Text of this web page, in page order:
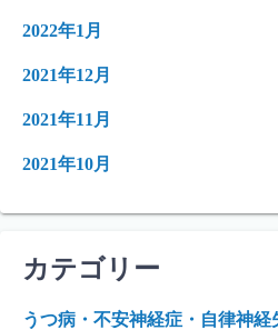
2022年1月
2021年12月
2021年11月
2021年10月
カテゴリー
うつ病・不安神経症・自律神